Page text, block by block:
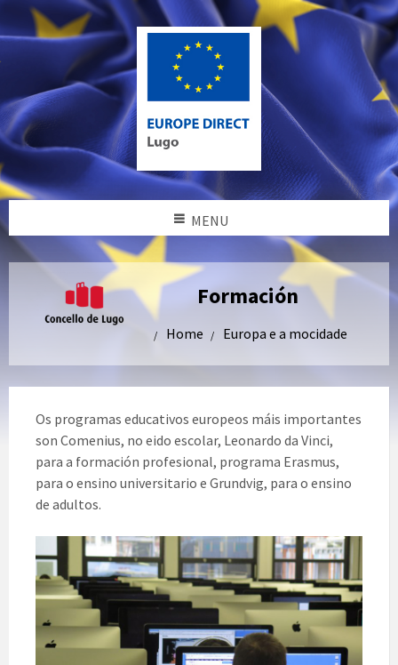
MENU
Formación
Home Europa e a mocidade
Os programas educativos europeos máis importantes
son Comenius, no eido escolar, Leonardo da Vinci,
para a formación profesional, programa Erasmus,
para o ensino universitario e Grundvig, para o ensino
de adultos.